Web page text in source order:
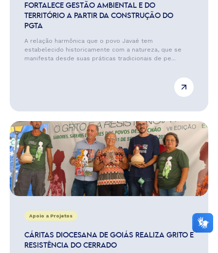
FORTALECE GESTÃO AMBIENTAL E DO
TERRITÓRIO A PARTIR DA CONSTRUÇÃO DO
PGTA
A relação harmônica que o povo Javaé tem
estabelecido historicamente com a natureza, que se
manifesta desde suas práticas tradicionais de pe...
Apoio a Projetos
CÁRITAS DIOCESANA DE GOIÁS REALIZA GRITO E
RESISTÊNCIA DO CERRADO